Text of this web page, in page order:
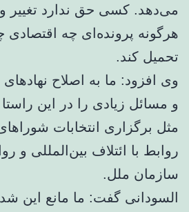
می‌دهد. کسی حق ندارد تغییر و
هرگونه پرونده‌ای چه اقتصادی
تحمیل کند.
وی افزود: ما به اصلاح نهادهای
و مسائل زیادی را در این
مثل برگزاری انتخابات
روابط با ائتلاف بین‌المللی و
سازمان ملل.
السودانی گفت: ما مانع این